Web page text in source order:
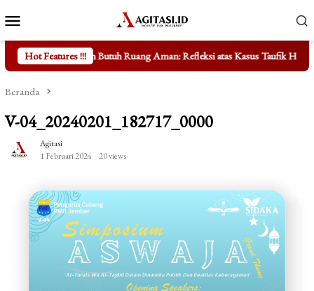
ke
kontenMobile
Hot Features !!!
Ruang Aman: Refleksi atas Kasus Taufik Hidayat
Beranda
V-04_20240201_182717_0000
Agitasi
1 Februari 2024
20 views